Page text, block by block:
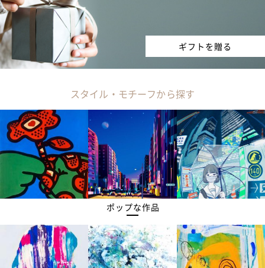
ギフトを贈る
スタイル・モチーフから探す
ポップな作品